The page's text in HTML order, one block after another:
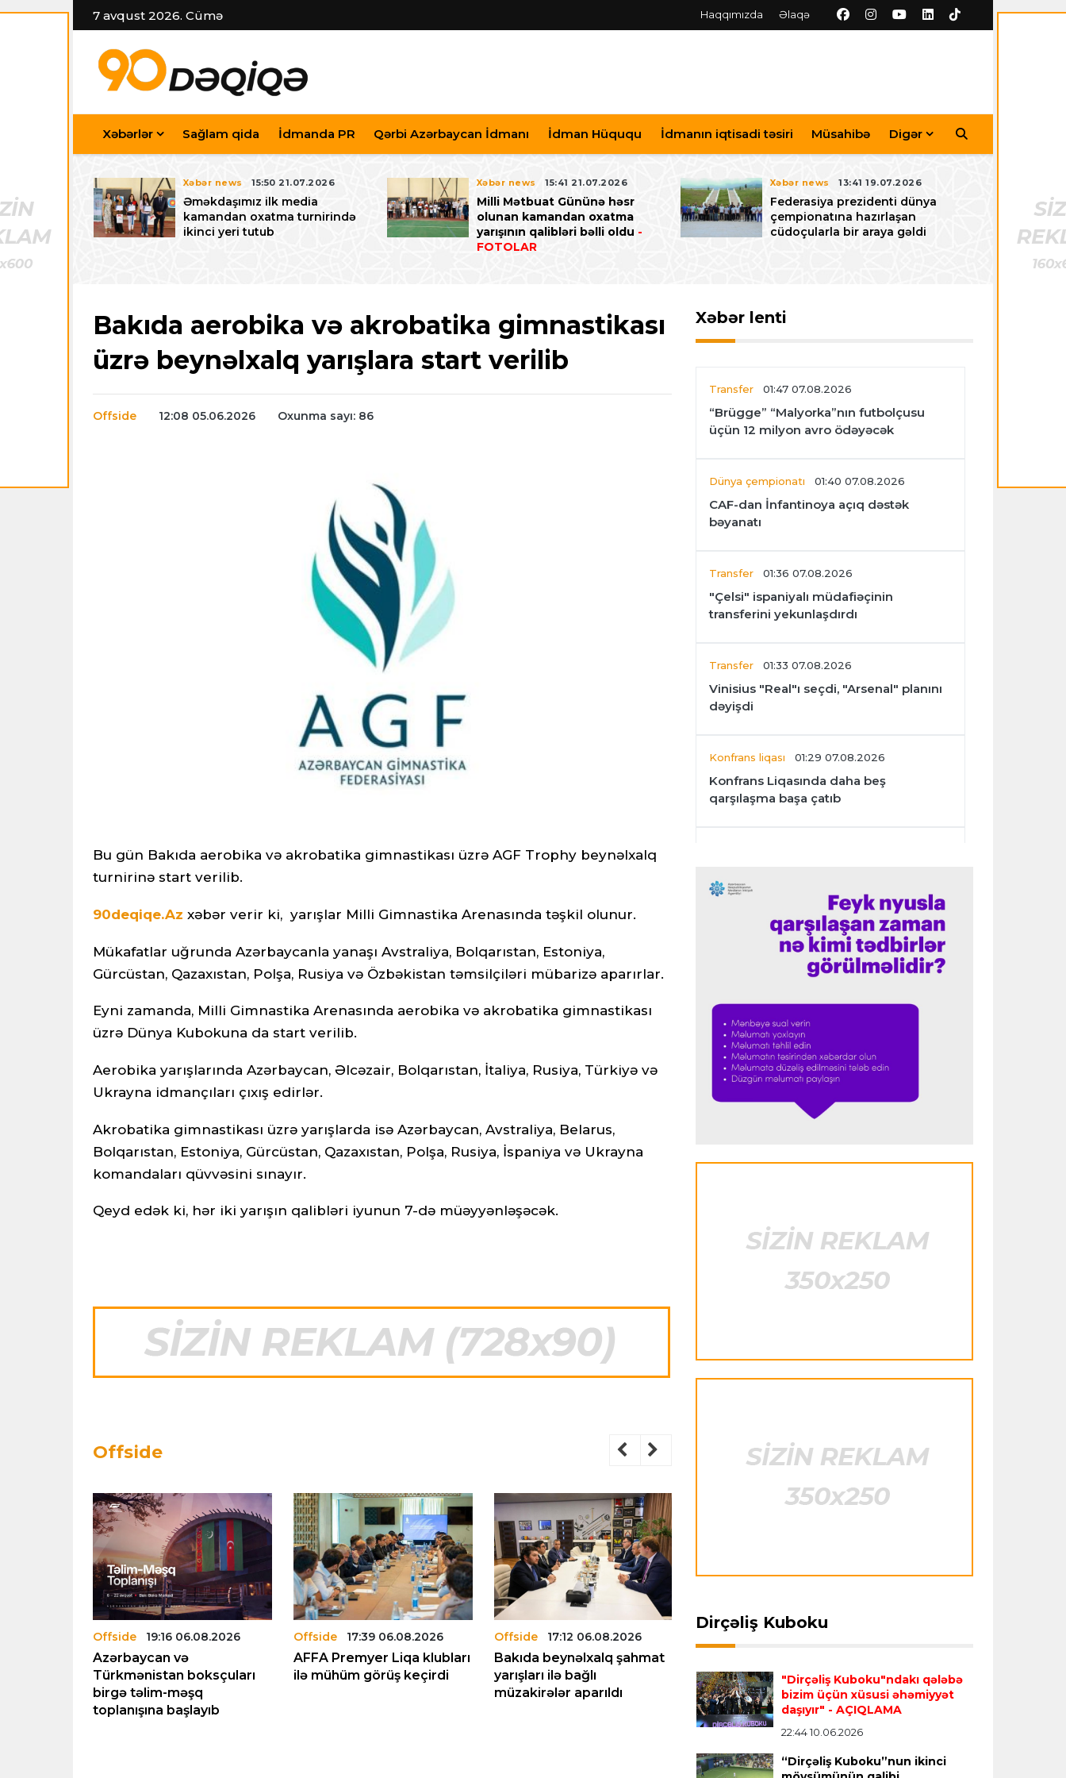
7 avqust 2026. Cümə Haqqımızda Əlaqə
Xəbərlər Sağlam qida İdmanda PR Qərbi Azərbaycan İdmanı İdman Hüququ İdmanın iqtisadi təsiri Müsahibə Digər
U-15
festivalı ilə
Xəbər news 15:50 21.07.2026
Əməkdaşımız ilk media
kamandan oxatma turnirində
ikinci yeri tutub
Xəbər news 15:41 21.07.2026
Milli Mətbuat Gününə həsr
olunan kamandan oxatma
yarışının qalibləri bəlli oldu -
FOTOLAR
Xəbər news 13:41 19.07.2026
Federasiya prezidenti dünya
çempionatına hazırlaşan
cüdoçularla bir araya gəldi
Bakıda aerobika və akrobatika gimnastikası
üzrə beynəlxalq yarışlara start verilib
Offside 12:08 05.06.2026 Oxunma sayı: 86
Bu gün Bakıda aerobika və akrobatika gimnastikası üzrə AGF Trophy beynəlxalq
turnirinə start verilib.
90deqiqe.Az xəbər verir ki, yarışlar Milli Gimnastika Arenasında təşkil olunur.
Mükafatlar uğrunda Azərbaycanla yanaşı Avstraliya, Bolqarıstan, Estoniya,
Gürcüstan, Qazaxıstan, Polşa, Rusiya və Özbəkistan təmsilçiləri mübarizə aparırlar.
Eyni zamanda, Milli Gimnastika Arenasında aerobika və akrobatika gimnastikası
üzrə Dünya Kubokuna da start verilib.
Aerobika yarışlarında Azərbaycan, Əlcəzair, Bolqarıstan, İtaliya, Rusiya, Türkiyə və
Ukrayna idmançıları çıxış edirlər.
Akrobatika gimnastikası üzrə yarışlarda isə Azərbaycan, Avstraliya, Belarus,
Bolqarıstan, Estoniya, Gürcüstan, Qazaxıstan, Polşa, Rusiya, İspaniya və Ukrayna
komandaları qüvvəsini sınayır.
Qeyd edək ki, hər iki yarışın qalibləri iyunun 7-də müəyyənləşəcək.
Offside
Offside 19:16 06.08.2026
Azərbaycan və
Türkmənistan boksçuları
birgə təlim-məşq
toplanışına başlayıb
Offside 17:39 06.08.2026
AFFA Premyer Liqa klubları
ilə mühüm görüş keçirdi
Offside 17:12 06.08.2026
Bakıda beynəlxalq şahmat
yarışları ilə bağlı
müzakirələr aparıldı
Offside 15:47 06.08.2026
keçək?!" yarışına rekord
maraq
layihəsi çərçivəsində
seminar keçirdi
Xəbər lenti
Transfer 01:47 07.08.2026
“Brügge” “Malyorka”nın futbolçusu
üçün 12 milyon avro ödəyəcək
Dünya çempionatı 01:40 07.08.2026
CAF-dan İnfantinoya açıq dəstək
bəyanatı
Transfer 01:36 07.08.2026
"Çelsi" ispaniyalı müdafiəçinin
transferini yekunlaşdırdı
Transfer 01:33 07.08.2026
Vinisius "Real"ı seçdi, "Arsenal" planını
dəyişdi
Konfrans liqası 01:29 07.08.2026
Konfrans Liqasında daha beş
qarşılaşma başa çatıb
İspaniya L.L. 01:23 07.08.2026
"Barselona" Mərakeş klubuna qarşı
keçirilməsi planlaşdırılan yoldaşlıq
Dünya çempionatı
"Prezident səlahiyyətlərindən sui-
istifadə edib"- FIFPRO-dan İnfantinoya
"Antonelli çox etibarlı pilota çevrilib"
"Antonelli mövsümün ən yaxşı
ödəyəcək
23:33 06.08.2026
Neapolda Maradonanın adını daşıyan
yeni stadion tikiləcək
Avroliqa 23:23 06.08.2026
"Reyncers" uduzdu, ÇSKA-dan inamlı
Dirçəliş Kuboku
"Dirçəliş Kuboku"ndakı qələbə
bizim üçün xüsusi əhəmiyyət
daşıyır" - AÇIQLAMA
22:44 10.06.2026
“Dirçəliş Kuboku”nun ikinci